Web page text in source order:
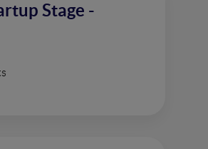
Stage -